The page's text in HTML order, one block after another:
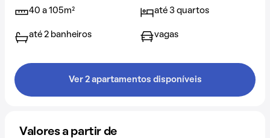
40 a 105m² até 3 quartos
até 2 banheiros vagas
Ver 2 apartamentos disponíveis
Valores a partir de